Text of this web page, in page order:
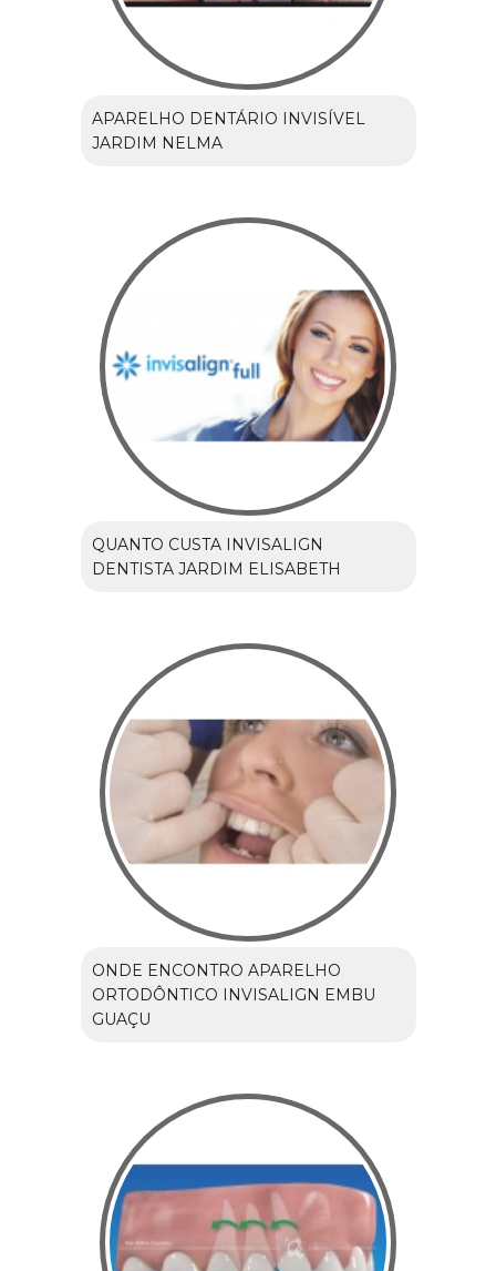
APARELHO DENTÁRIO INVISÍVEL
JARDIM NELMA
QUANTO CUSTA INVISALIGN
DENTISTA JARDIM ELISABETH
ONDE ENCONTRO APARELHO
ORTODÔNTICO INVISALIGN EMBU
GUAÇU